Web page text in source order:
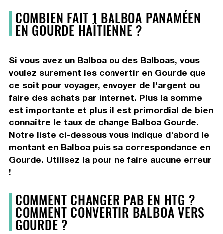
COMBIEN FAIT 1 BALBOA PANAMÉEN
EN GOURDE HAÏTIENNE ?
Si vous avez un Balboa ou des Balboas, vous
voulez surement les convertir en Gourde que
ce soit pour voyager, envoyer de l'argent ou
faire des achats par internet. Plus la somme
est importante et plus il est primordial de bien
connaître le taux de change Balboa Gourde.
Notre liste ci-dessous vous indique d'abord le
montant en Balboa puis sa correspondance en
Gourde. Utilisez la pour ne faire aucune erreur
!
COMMENT CHANGER PAB EN HTG ?
COMMENT CONVERTIR BALBOA VERS
GOURDE ?